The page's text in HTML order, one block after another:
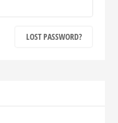
LOST PASSWORD?